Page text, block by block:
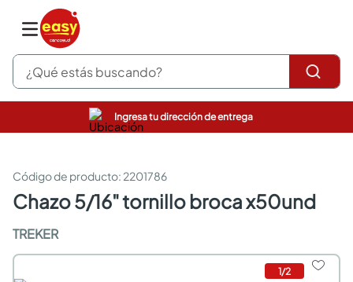
¿Qué estás buscando?
Ingresa tu dirección de entrega
: 2201786
chazo 5/16" tornillo broca x50und
TREKER
1/2
pinturas
sanitarios
comedor
pisos
armarios closet
comedores